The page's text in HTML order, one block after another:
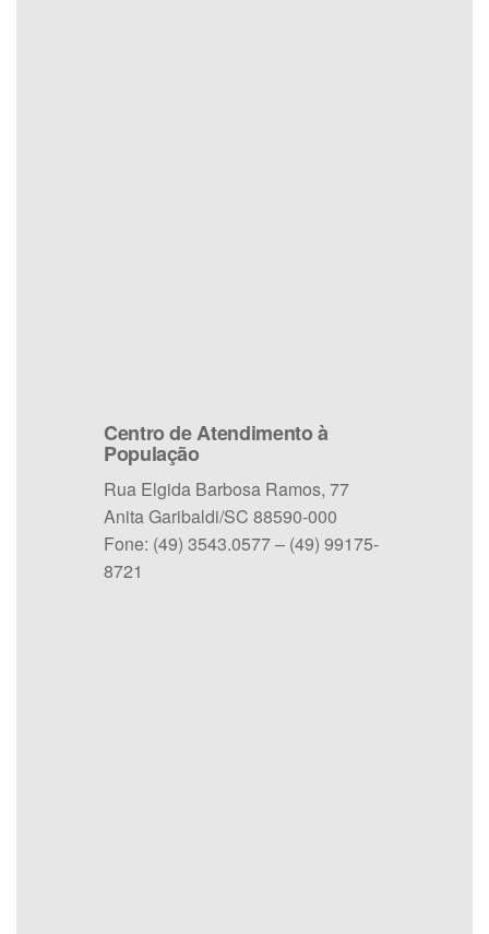
Centro de Atendimento à
População
Rua Elgida Barbosa Ramos, 77
Anita Garibaldi/SC 88590-000
Fone: (49) 3543.0577 – (49) 99175-
8721